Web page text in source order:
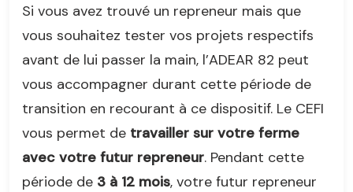
Si vous avez trouvé un repreneur mais que
vous souhaitez tester vos projets respectifs
avant de lui passer la main, l’ADEAR 82 peut
vous accompagner durant cette période de
transition en recourant à ce dispositif. Le CEFI
vous permet de travailler sur votre ferme
avec votre futur repreneur. Pendant cette
période de 3 à 12 mois, votre futur repreneur